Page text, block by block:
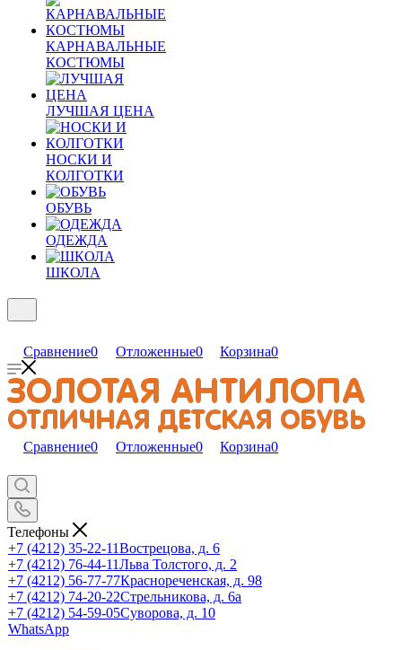
КАРНАВАЛЬНЫЕ
КОСТЮМЫ
ЛУЧШАЯ ЦЕНА
НОСКИ И
КОЛГОТКИ
ОБУВЬ
ОДЕЖДА
ШКОЛА
Сравнение0 Отложенные0 Корзина0
Сравнение0 Отложенные0 Корзина0
Телефоны
+7 (4212) 35-22-11Вострецова, д. 6
+7 (4212) 76-44-11Льва Толстого, д. 2
+7 (4212) 56-77-77Краснореченская, д. 98
+7 (4212) 74-20-22Стрельникова, д. 6а
+7 (4212) 54-59-05Суворова, д. 10
WhatsApp